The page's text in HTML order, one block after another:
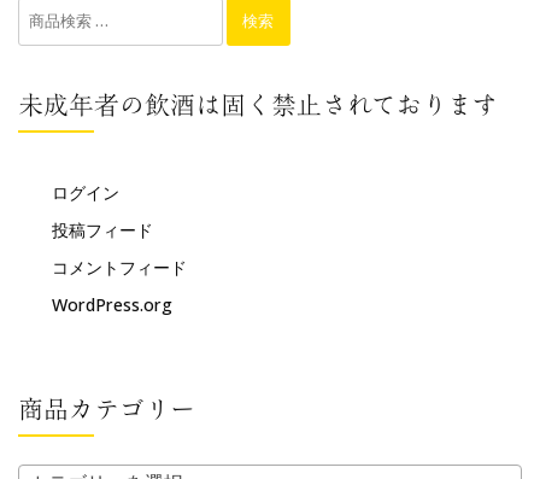
検索
未成年者の飲酒は固く禁止されております
ログイン
投稿フィード
コメントフィード
WordPress.org
商品カテゴリー